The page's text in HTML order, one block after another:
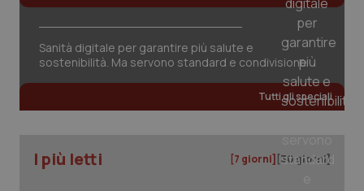
Sanità digitale per garantire più salute e
sostenibilità. Ma servono standard e condivisione
Tutti gli speciali
I più letti [7 giorni] [30 giorni]
www.quotidianosanita.it